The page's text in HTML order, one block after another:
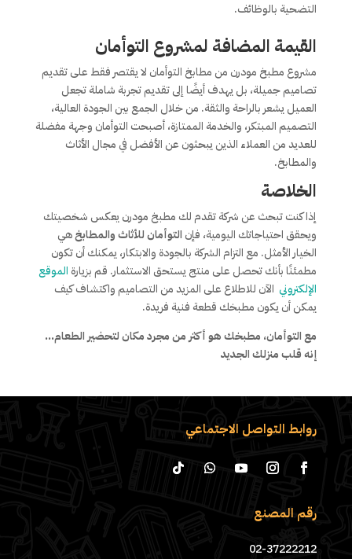
التضحية بالوظائف.
القيمة المضافة لمشروع التوأمان
مشروع مطبخ مودرن من مطابخ التوأمان لا يقتصر فقط على تقديم
تصاميم جميلة، بل يهدف أيضًا إلى تقديم تجربة شاملة تجعل
العميل يشعر بالراحة والثقة. من خلال الجمع بين الجودة العالية،
التصميم المبتكر، والخدمة الممتازة، أصبحت التوأمان وجهة مفضلة
للعديد من العملاء الذين يبحثون عن الأفضل في مجال الأثاث
والمطابخ.
الخلاصة
إذا كنت تبحث عن شركة تقدم لك مطبخ مودرن يعكس شخصيتك
ويحقق احتياجاتك اليومية، فإن التوأمان للأثاث والمطابخهي
الخيار الأمثل. مع التزام الشركة بالجودة والابتكار، يمكنك أن تكون
مطمئنًا بأنك تحصل على منتج يستحق الاستثمار. قم بزيارة الموقع
الإلكترونيالآن للاطلاع على المزيد من التصاميم واكتشاف كيف
يمكن أن يكون مطبخك قطعة فنية فريدة.
مع التوأمان، مطبخك هو أكثر من مجرد مكان لتحضير الطعام…
إنه قلب منزلك الجديد
روابط التواصل الاجتماعي
رقم المصنع
02-37222212